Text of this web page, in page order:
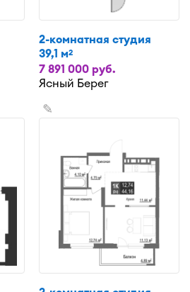
2-комнатная студия
39,1 м2
7 891 000 руб.
Ясный Берег
✎